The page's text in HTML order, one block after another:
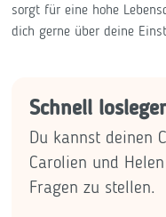
sorgt für eine hohe
dich gerne über deine
Schnell
Du kannst deinen
Carolien und
Fragen zu stellen.